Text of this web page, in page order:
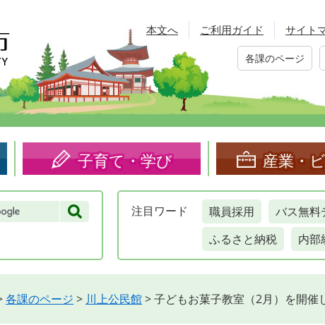
本文へ ご利用ガイド サイト
各課のページ
子育て・学び 産業・
注目 ワード 職員採用 バス無料
ふるさと納税
内部
各課のページ > 川上公民館>子どもお菓子教室（2月）を開催